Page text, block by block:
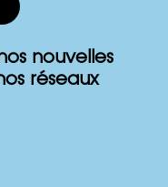
du sommeil
!
nouvelles
réseaux